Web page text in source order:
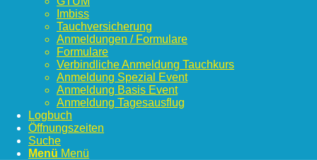
Imbiss
Tauchversicherung
Anmeldungen / Formulare
Formulare
Verbindliche Anmeldung Tauchkurs
Anmeldung Spezial Event
Anmeldung Basis Event
Anmeldung Tagesausflug
Logbuch
Öffnungszeiten
Suche
Menü Menü